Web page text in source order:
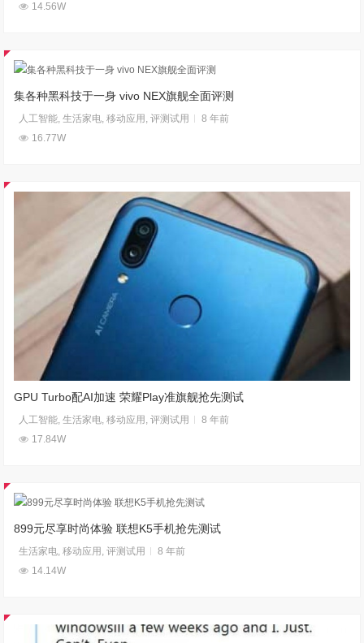
14.56W
集各种黑科技于一身 vivo NEX旗舰全面评测
人工智能,生活家电,移动应用 ,评测试用
8 年前
16.77W
GPU Turbo配AI加速 荣耀Play准旗舰抢先测试
人工智能 ,生活家电 ,移动应用 ,评测试用
8 年前
17.84W
899元尽享时尚体验 联想K5手机抢先测试
生活家电 ,移动应用 ,评测试用
8 年前
14.14W